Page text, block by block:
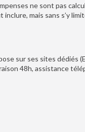
ne sont pas
mais sans s’y
sur ses sites dédiés
48h, assistance